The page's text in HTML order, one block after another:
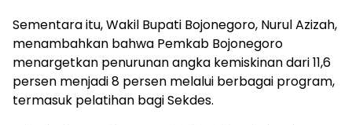
Sementara itu, Wakil Bupati Bojonegoro, Nurul Azizah,
menambahkan bahwa Pemkab Bojonegoro
menargetkan penurunan angka kemiskinan dari 11,6
persen menjadi 8 persen melalui berbagai program,
termasuk pelatihan bagi Sekdes.